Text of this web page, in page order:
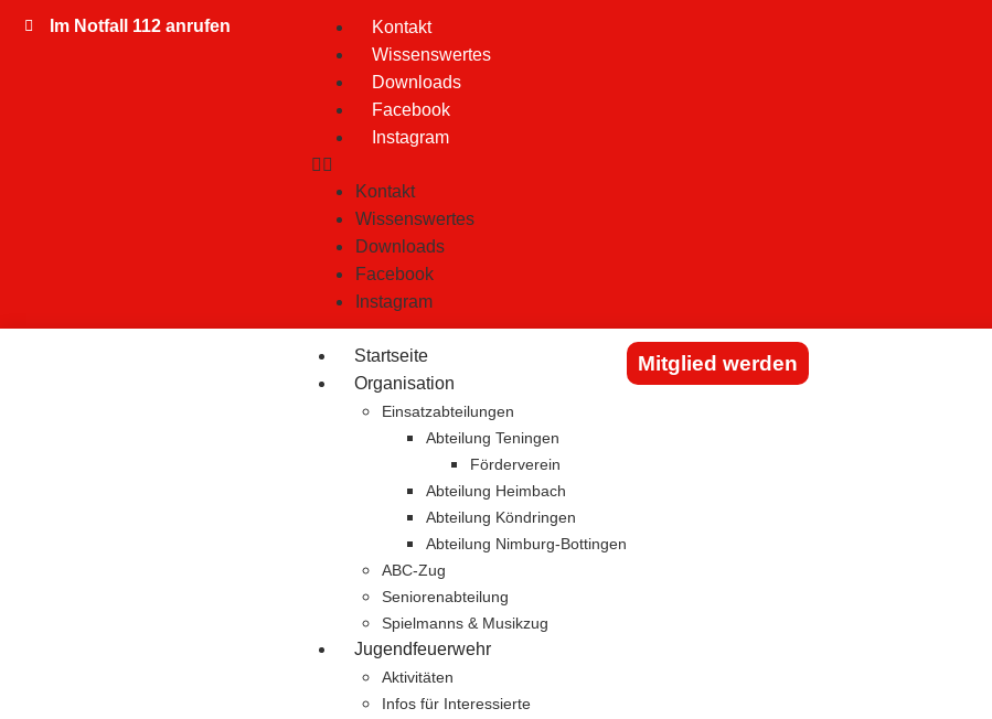
Im Notfall 112 anrufen
Kontakt
Wissenswertes
Downloads
Facebook
Instagram
Kontakt
Wissenswertes
Downloads
Facebook
Instagram
Startseite
Organisation
Einsatzabteilungen
Abteilung Teningen
Förderverein
Abteilung Heimbach
Abteilung Köndringen
Abteilung Nimburg-Bottingen
ABC-Zug
Seniorenabteilung
Spielmanns & Musikzug
Jugendfeuerwehr
Aktivitäten
Infos für Interessierte
Mitglied werden